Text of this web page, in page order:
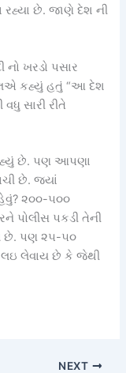
છે. જાણે દેશ ની
નો ખરડો પસાર
કહ્યું હતું “આ દેશ
સારી રીતે
રહ્યું છે. પણ આપણા
છે. જ્યાં
૨૦૦-૫૦૦
પોલીસ પકડી તેની
છે. પણ ૨૫-૫૦
લઇ લેવાય છે કે જેથી
NEXT